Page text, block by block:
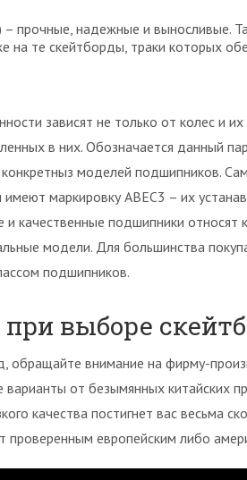
прочные, надежные и выносливые.
на те скейтборды, траки которых
зависят не только от колес и
в них. Обозначается данный
моделей подшипников.
маркировку ABEC3 – их
качественные подшипники относят
модели. Для большинства
подшипников.
выборе
обращайте внимание на фирму-
от безымянных китайских
качества постигнет вас весьма
проверенным европейским либо